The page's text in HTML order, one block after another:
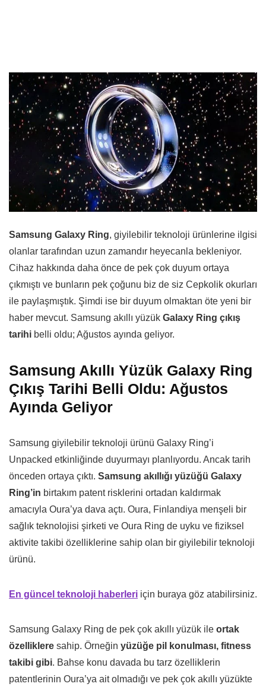
Samsung Galaxy Ring, giyilebilir teknoloji ürünlerine ilgisi
olanlar tarafından uzun zamandır heyecanla bekleniyor.
Cihaz hakkında daha önce de pek çok duyum ortaya
çıkmıştı ve bunların pek çoğunu biz de siz Cepkolik okurları
ile paylaşmıştık. Şimdi ise bir duyum olmaktan öte yeni bir
haber mevcut. Samsung akıllı yüzük Galaxy Ring çıkış
tarihi belli oldu; Ağustos ayında geliyor.
Samsung Akıllı Yüzük Galaxy Ring
Çıkış Tarihi Belli Oldu: Ağustos
Ayında Geliyor
Samsung giyilebilir teknoloji ürünü Galaxy Ring’i
Unpacked etkinliğinde duyurmayı planlıyordu. Ancak tarih
önceden ortaya çıktı. Samsung akıllığı yüzüğü Galaxy
Ring’in birtakım patent risklerini ortadan kaldırmak
amacıyla Oura’ya dava açtı. Oura, Finlandiya menşeli bir
sağlık teknolojisi şirketi ve Oura Ring de uyku ve fiziksel
aktivite takibi özelliklerine sahip olan bir giyilebilir teknoloji
ürünü.
En güncel teknoloji haberleri için buraya göz atabilirsiniz.
Samsung Galaxy Ring de pek çok akıllı yüzük ile ortak
özelliklere sahip. Örneğin yüzüğe pil konulması, fitness
takibi gibi. Bahse konu davada bu tarz özelliklerin
patentlerinin Oura’ya ait olmadığı ve pek çok akıllı yüzükte